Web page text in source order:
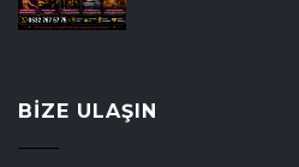
BIZE ULAŞIN